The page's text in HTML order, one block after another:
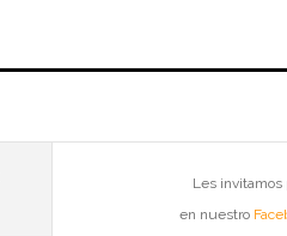
Les invitamos
en nuestro